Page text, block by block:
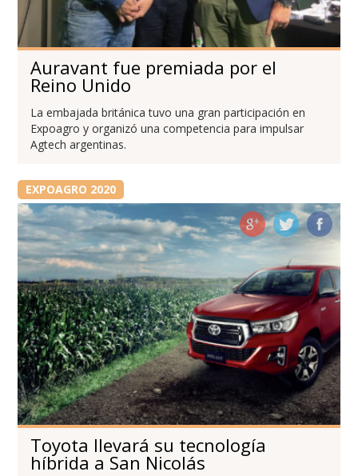
Auravant fue premiada por el
Reino Unido
La embajada británica tuvo una gran participación en
Expoagro y organizó una competencia para impulsar
Agtech argentinas.
EXPOAGRO 2020
Toyota llevará su tecnología
híbrida a San Nicolás